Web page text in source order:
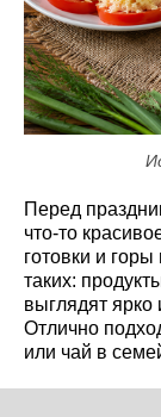
Перед
что-то
готовки и горы
таких:
выглядят
Отлично
или чай в